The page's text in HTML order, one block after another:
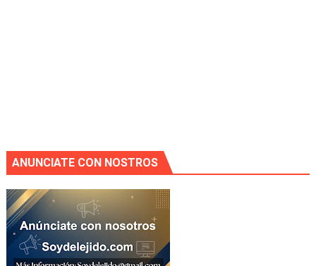
ANUNCIATE CON NOSTROS